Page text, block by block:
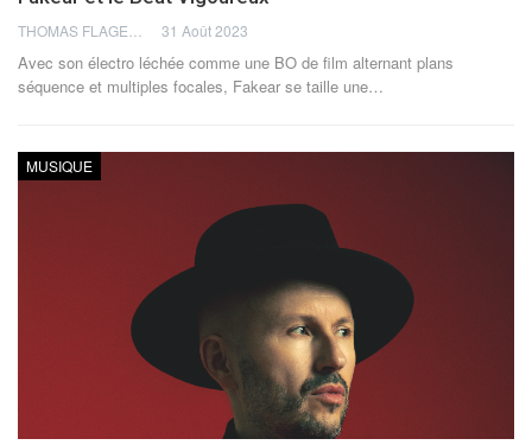
31 Août 2023
Avec son électro léchée comme une BO de film alternant plans
séquence et multiples focales, Fakear se taille une…
MUSIQUE